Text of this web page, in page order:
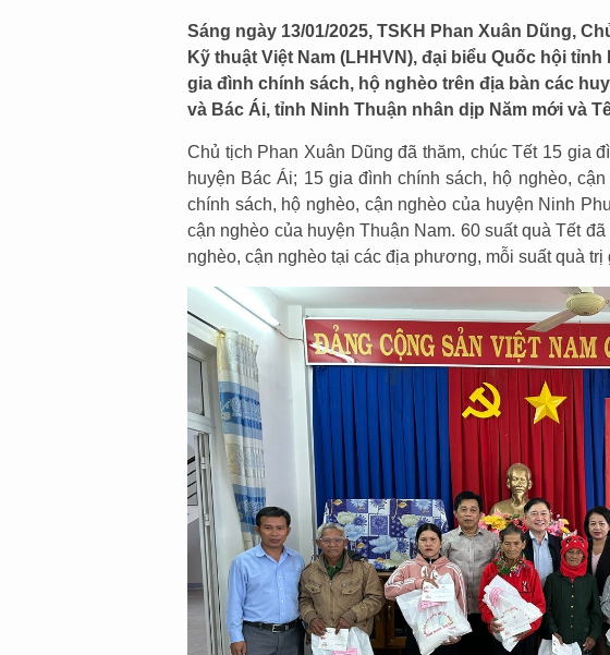
Sáng ngày 13/01/2025, TSKH Phan Xuân Dũng,
Kỹ thuật Việt Nam (LHHVN), đại biểu Quốc hội
gia đình chính sách, hộ nghèo trên địa bàn các
và Bác Ái, tỉnh Ninh Thuận nhân dịp Năm mới và
Chủ tịch Phan Xuân Dũng đã thăm, chúc Tết 15 gia
huyện Bác Ái; 15 gia đình chính sách, hộ nghèo,
chính sách, hộ nghèo, cận nghèo của huyện Ninh
cận nghèo của huyện Thuận Nam. 60 suất quà Tết
nghèo, cận nghèo tại các địa phương, mỗi suất quà trị